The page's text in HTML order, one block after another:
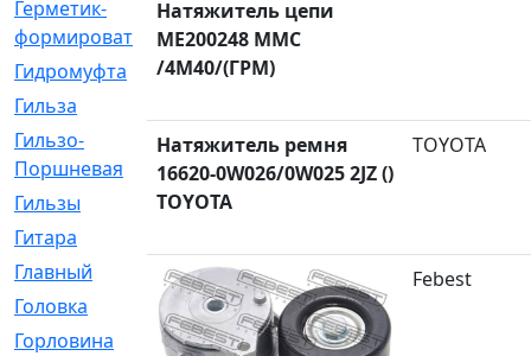
Герметик-
формирователь
[3]
Гидромуфта
[47]
Гильза
Гильзо-
Поршневая
[13]
Гильзы
[259]
Гитара
Главный
[29]
Головка
[28]
Горловина
[14]
Натяжитель цепи
ME200248 MMC
/4M40/(ГРМ)
Натяжитель ремня
16620-0W026/0W025 2JZ ()
TOYOTA
TOYOTA
Febest